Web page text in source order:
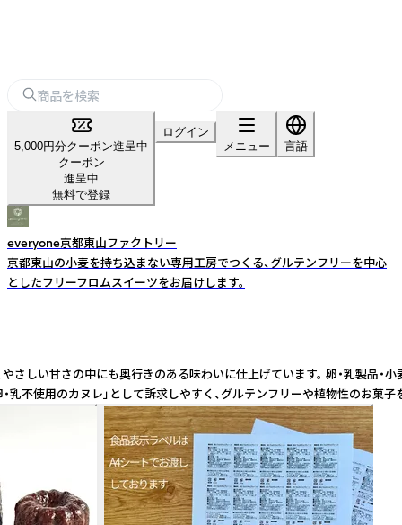
5,000円分クーポン進呈中
クーポン
進呈中
無料で登録
ログイン
メニュー
言語
everyone京都東山ファクトリー
京都東山の小麦を持ち込まない専用工房でつくる、グルテンフリーを中心
としたフリーフロムスイーツをお届けします。
甘さの中にも奥行きのある味わいに仕上げています。 卵・乳製
乳不使用のカヌレ」として訴求しやすく、グルテンフリーや植物性のお菓